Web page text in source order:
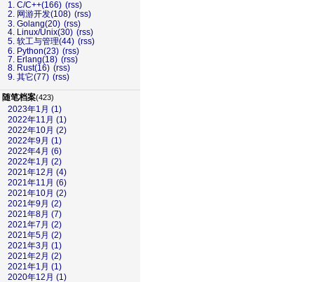
1. C/C++(166) (rss)
2. 网游开发(108) (rss)
3. Golang(20) (rss)
4. Linux/Unix(30) (rss)
5. 软工与管理(44) (rss)
6. Python(23) (rss)
7. Erlang(18) (rss)
8. Rust(16) (rss)
9. 其它(77) (rss)
随笔档案(423)
2023年1月 (1)
2022年11月 (1)
2022年10月 (2)
2022年9月 (1)
2022年4月 (6)
2022年1月 (2)
2021年12月 (4)
2021年11月 (6)
2021年10月 (2)
2021年9月 (2)
2021年8月 (7)
2021年7月 (2)
2021年5月 (2)
2021年3月 (1)
2021年2月 (2)
2021年1月 (1)
2020年12月 (1)